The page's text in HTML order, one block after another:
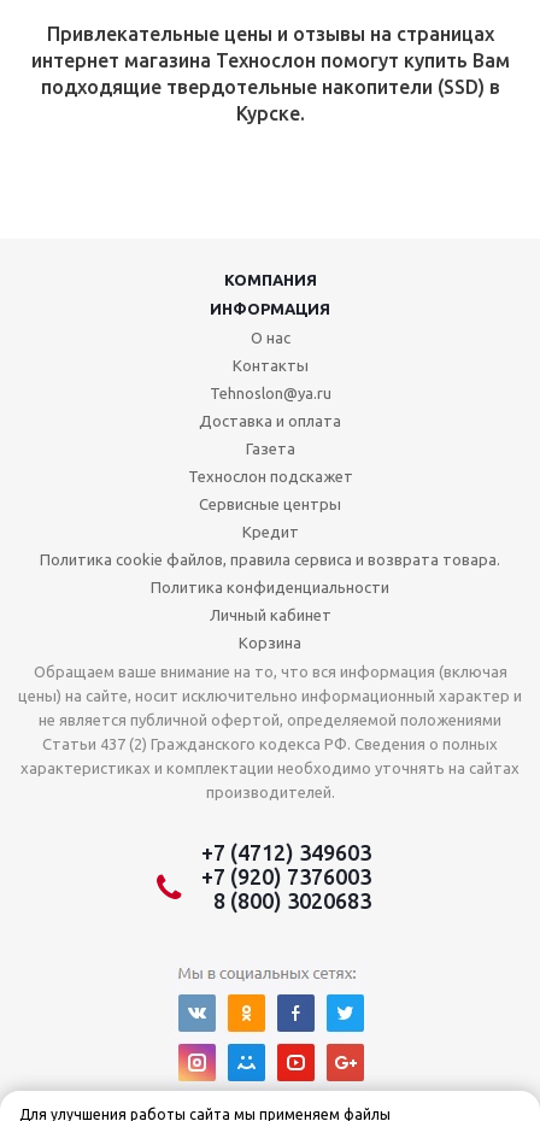
Привлекательные цены и отзывы на страницах
интернет магазина Технослон помогут купить Вам
подходящие твердотельные накопители (SSD) в
Курске.
КОМПАНИЯ
ИНФОРМАЦИЯ
О нас
Контакты
Tehnoslon@ya.ru
Доставка и оплата
Газета
Технослон подскажет
Сервисные центры
Кредит
Политика cookie файлов, правила сервиса и возврата товара.
Политика конфиденциальности
Личный кабинет
Корзина
Обращаем ваше внимание на то, что вся информация (включая
цены) на сайте, носит исключительно информационный характер и
не является публичной офертой, определяемой положениями
Статьи 437 (2) Гражданского кодекса РФ. Сведения о полных
характеристиках и комплектации необходимо уточнять на сайтах
производителей.
+7 (4712) 349603
+7 (920) 7376003
8 (800) 3020683
Для улучшения работы сайта мы применяем файлы